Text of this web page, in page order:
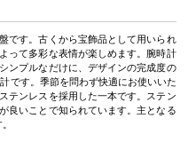
です。古くから宝飾品として用いられ
って多彩な表情が楽しめます。腕時計
ンプルなだけに、デザインの完成度の
です。季節を問わず快適にお使いいた
テンレスを採用した一本です。ステン
良いことで知られています。主となる